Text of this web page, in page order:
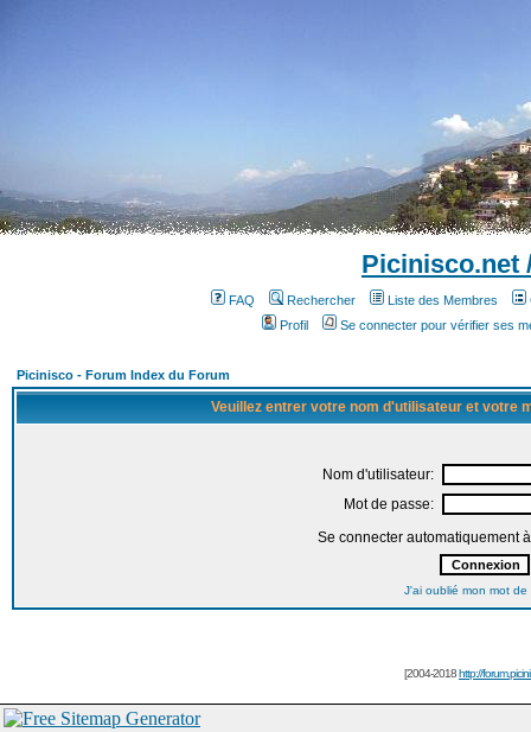
Picinisco.net
FAQ Rechercher Liste des Membres
Profil
Se connecter pour vérifier ses
Picinisco - Forum Index du Forum
Veuillez entrer votre nom d'utilisateur et votre
Nom d'utilisateur:
Mot de passe:
Se connecter automatiquement
J'ai oublié mon mot de
[2004-2018http://